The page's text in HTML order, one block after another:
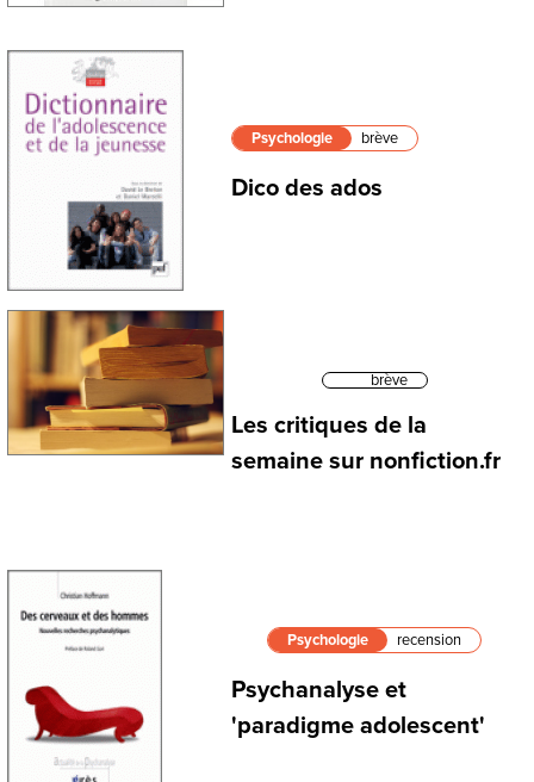
Psychologie brève
Dico des ados
brève
Les critiques de la
semaine sur nonfiction.fr
Psychologie recension
Psychanalyse et
'paradigme adolescent'